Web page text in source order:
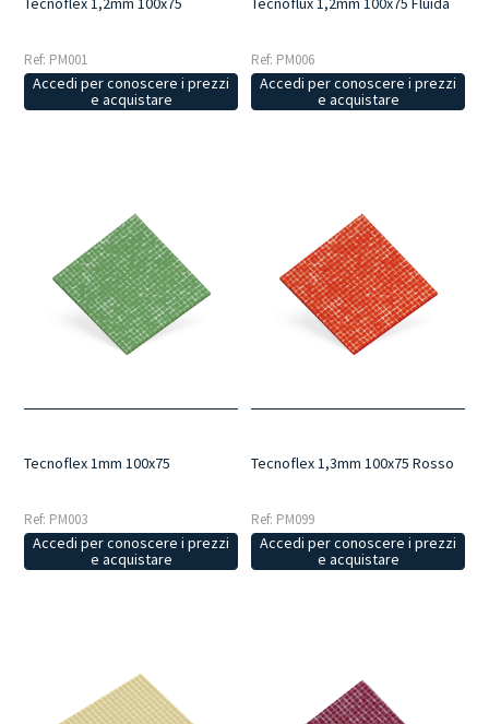
Ref: PM001
Accedi per conoscere i prezzi
e acquistare
Ref: PM006
Accedi per conoscere i prezzi
e acquistare
Tecnoflex 1mm 100x75
Ref: PM003
Accedi per conoscere i prezzi
e acquistare
Tecnoflex 1,3mm 100x75 Rosso
Ref: PM099
Accedi per conoscere i prezzi
e acquistare